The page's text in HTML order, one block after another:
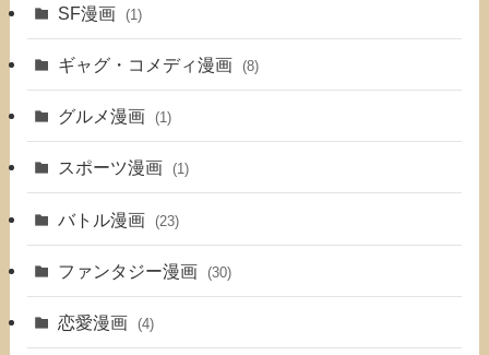
SF漫画 (1)
ギャグ・コメディ漫画 (8)
グルメ漫画 (1)
スポーツ漫画 (1)
バトル漫画 (23)
ファンタジー漫画 (30)
恋愛漫画 (4)